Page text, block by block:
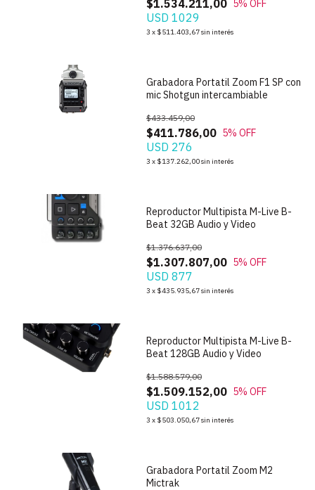
$1.534.211,00 5% OFF
USD 1029
3 x $511.403,67sin interés
Grabadora Portatil Zoom F1 SP con
mic Shotgun intercambiable
$411.786,00
$433.459,00
5% OFF
USD 276
3 x $137.262,00sin interés
Reproductor Multipista M-Live B-
Beat 32GB Audio y Video
$1.307.807,00
$1.376.637,00
5% OFF
USD 877
3 x $435.935,67sin interés
Reproductor Multipista M-Live B-
Beat 128GB Audio y Video
$1.509.152,00
$1.588.579,00
5% OFF
USD 1012
3 x $503.050,67sin interés
Grabadora Portatil Zoom M2
Mictrak